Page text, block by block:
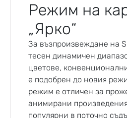
Режим на
„Ярко“
За възпроизвеждане на
тесен динамичен
цветове,
е подобрен до новия
режим е отличен за
анимирани
популярни в поточно